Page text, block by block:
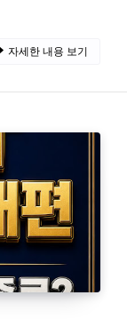
자세한 내용 보기